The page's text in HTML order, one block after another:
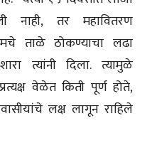
नाही, तर महावितरण
ताळे ठोकण्याचा लढा
त्यांनी दिला. त्यामुळे
वेळेत किती पूर्ण होते,
लक्ष लागून राहिले